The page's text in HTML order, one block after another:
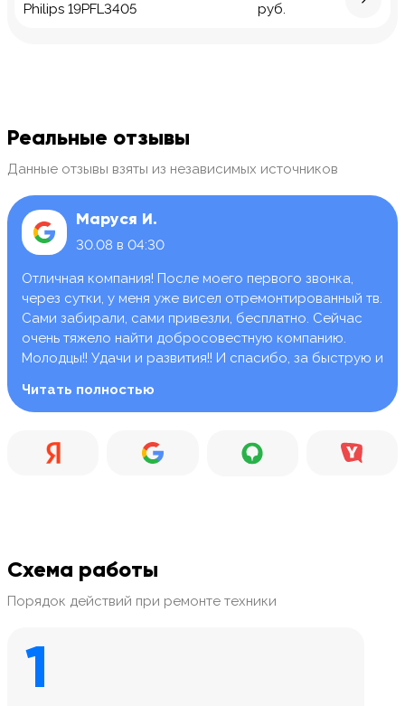
Philips 19PFL3405
руб.
Реальные отзывы
Данные отзывы взяты из независимых источников
Маруся И.
30.08 в 04:30
Отличная компания! После моего первого звонка,
через сутки, у меня уже висел отремонтированный тв.
Сами забирали, сами привезли, бесплатно. Сейчас
очень тяжело найти добросовестную компанию.
Молодцы!! Удачи и развития!! И спасибо, за быструю и
Читать полностью
Схема работы
Порядок действий при ремонте техники
1